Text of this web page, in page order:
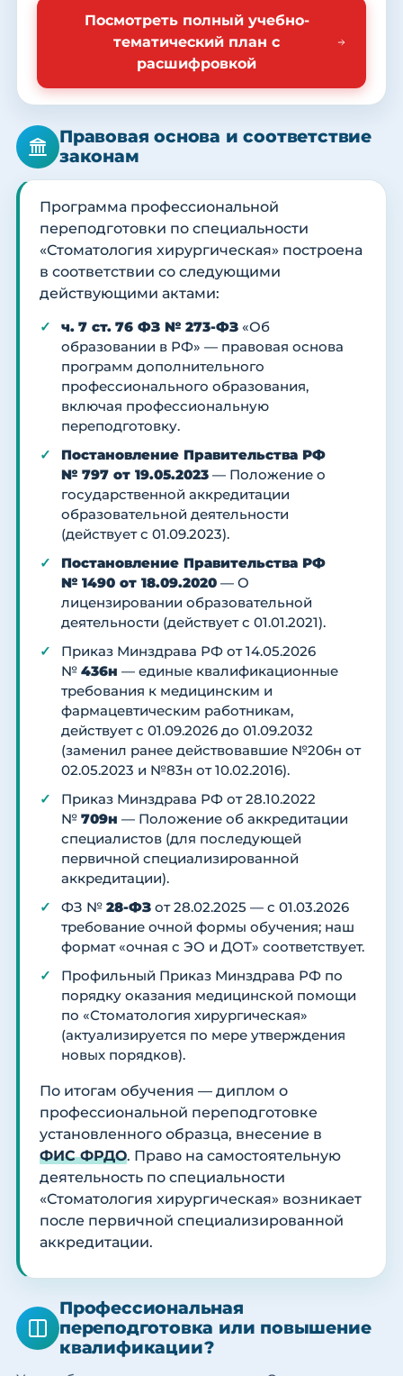
Посмотреть полный учебно-
тематический план с
расшифровкой
Правовая основа и соответствие
законам
Программа профессиональной
переподготовки по специальности
«Стоматология хирургическая» построена
в соответствии со следующими
действующими актами:
ч. 7 ст. 76 ФЗ № 273-ФЗ «Об
образовании в РФ» — правовая основа
программ дополнительного
профессионального образования,
включая профессиональную
переподготовку.
Постановление Правительства РФ
№ 797 от 19.05.2023 — Положение о
государственной аккредитации
образовательной деятельности
(действует с 01.09.2023).
Постановление Правительства РФ
№ 1490 от 18.09.2020 — О
лицензировании образовательной
деятельности (действует с 01.01.2021).
Приказ Минздрава РФ от 14.05.2026
№ 436н — единые квалификационные
требования к медицинским и
фармацевтическим работникам,
действует с 01.09.2026 до 01.09.2032
(заменил ранее действовавшие №206н от
02.05.2023 и №83н от 10.02.2016).
Приказ Минздрава РФ от 28.10.2022
№ 709н — Положение об аккредитации
специалистов (для последующей
первичной специализированной
аккредитации).
ФЗ № 28-ФЗ от 28.02.2025 — с 01.03.2026
требование очной формы обучения; наш
формат «очная с ЭО и ДОТ» соответствует.
Профильный Приказ Минздрава РФ по
порядку оказания медицинской помощи
по «Стоматология хирургическая»
(актуализируется по мере утверждения
новых порядков).
По итогам обучения — диплом о
профессиональной переподготовке
установленного образца, внесение в
ФИС ФРДО. Право на самостоятельную
деятельность по специальности
«Стоматология хирургическая» возникает
после первичной специализированной
аккредитации.
Профессиональная
переподготовка или повышение
квалификации?